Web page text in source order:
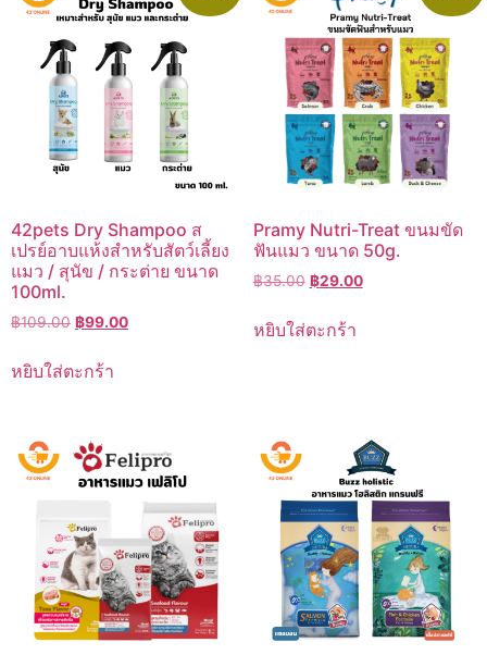
42pets Dry Shampoo ส
เปรย์อาบแห้งสำหรับสัตว์เลี้ยง
แมว / สุนัข / กระต่าย ขนาด
100ml.
฿109.00 Original
was:
฿99.00Current
หยิบใส่ตะกร้า
Pramy Nutri-Treat ขนมขัด
ฟันแมว ขนาด 50g.
฿35.00 Original
was:
฿29.00Current
หยิบใส่ตะกร้า